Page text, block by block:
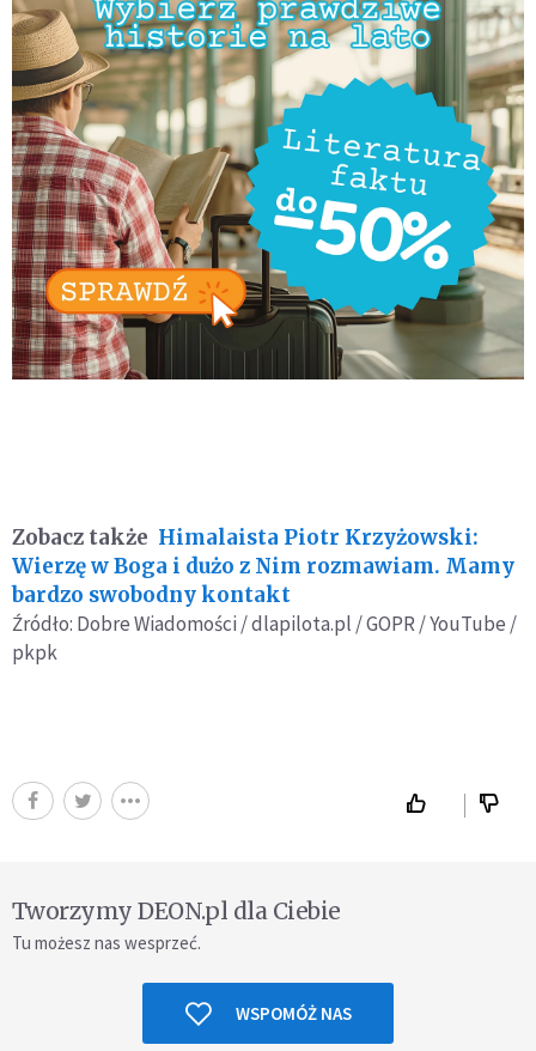
Zobacz także Himalaista Piotr Krzyżowski:
Wierzę w Boga i dużo z Nim rozmawiam. Mamy
bardzo swobodny kontakt
Źródło: Dobre Wiadomości / dlapilota.pl / GOPR / YouTube /
pkpk
Tworzymy DEON.pl dla Ciebie
Tu możesz nas wesprzeć.
WSPOMÓŻ NAS